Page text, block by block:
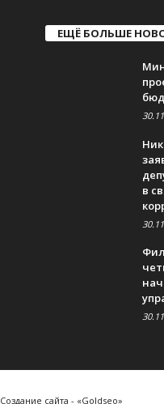
ЕЩЁ БОЛЬШЕ
в
Создание сайта - «Goldseo»